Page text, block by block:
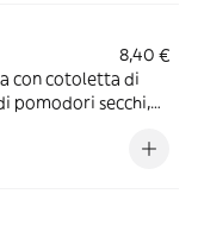
8,40 €
con cotoletta di
pomodori secchi,